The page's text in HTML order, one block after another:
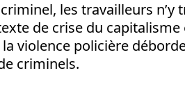
les travailleurs n’y
de crise du capitalisme
violence policière
criminels.